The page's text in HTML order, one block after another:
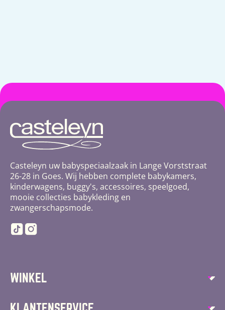
Casteleyn uw babyspeciaalzaak in Lange Vorststraat
26-28 in Goes. Wij hebben complete babykamers,
kinderwagens, buggy's, accessoires, speelgoed,
mooie collecties babykleding en
zwangerschapsmode.
TikTokInstagram
WINKEL
Autostoelen